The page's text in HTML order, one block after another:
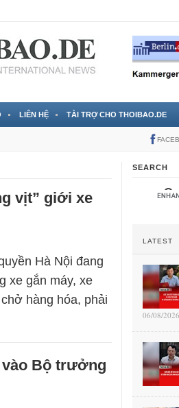
LIÊN HỆ TÀI TRỢ CHO THOIBAO.DE
vịt” giới xe
Hà Nội đang
xe gắn máy, xe
hàng hóa, phải
vào Bộ trưởng
SEARCH
LATEST
06/08/2026